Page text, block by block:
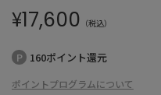
¥17,600 （税込）
160ポイント還元
ポイントプログラムについて